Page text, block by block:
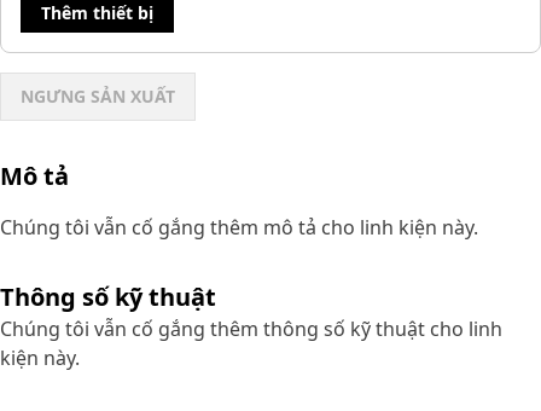
Thêm thiết bị
NGƯNG SẢN XUẤT
Mô tả
Chúng tôi vẫn cố gắng thêm mô tả cho linh kiện này.
Thông số kỹ thuật
Chúng tôi vẫn cố gắng thêm thông số kỹ thuật cho linh
kiện này.